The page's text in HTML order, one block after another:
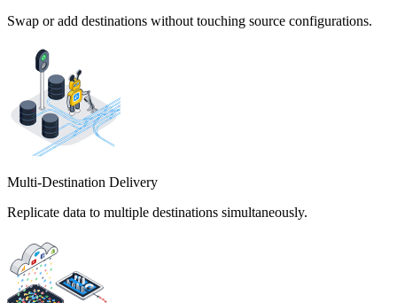
Swap or add destinations without touching source configurations.
Multi-Destination Delivery
Replicate data to multiple destinations simultaneously.